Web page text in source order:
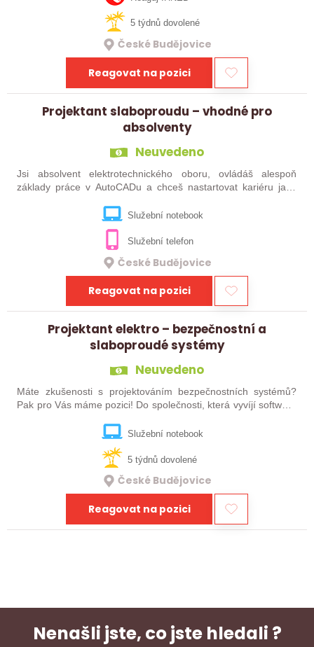
5 týdnů dovolené
České Budějovice
Reagovat na pozici
Projektant slaboproudu – vhodné pro
absolventy
Neuvedeno
Jsi absolvent elektrotechnického oboru, ovládáš alespoň
základy práce v AutoCADu a chceš nastartovat kariéru jako
Služební notebook
Služební telefon
České Budějovice
Reagovat na pozici
Projektant elektro – bezpečnostní a
slaboproudé systémy
Neuvedeno
Máte zkušenosti s projektováním bezpečnostních systémů?
Pak pro Vás máme pozici! Do společnosti, která vyvíjí software
Služební notebook
5 týdnů dovolené
České Budějovice
Reagovat na pozici
Nenašli jste, co jste hledali ?